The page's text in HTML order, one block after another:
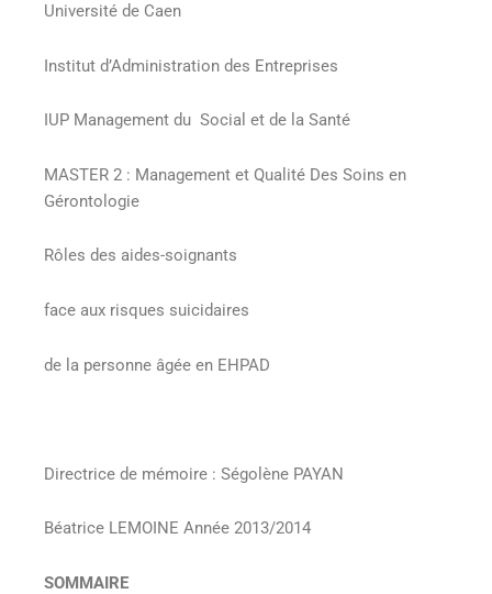
Université de Caen
Institut d’Administration des Entreprises
IUP Management du Social et de la Santé
MASTER 2 : Management et Qualité Des Soins en
Gérontologie
Rôles des aides-soignants
face aux risques suicidaires
de la personne âgée en EHPAD
Directrice de mémoire : Ségolène PAYAN
Béatrice LEMOINE Année 2013/2014
SOMMAIRE